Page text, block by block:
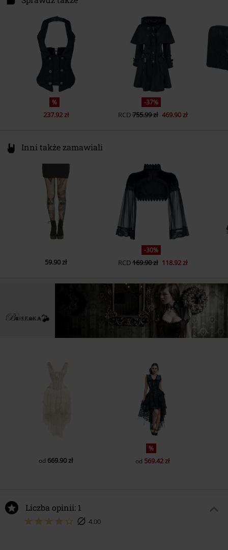
D22 P3K7 Dublin
info@fusionformations.ie
%
237.92 zł
-37%
RCD755.99 zł 469.90 zł
Inni także zamawiali
59.90 zł
-30%
RCD169.90 zł 118.92 zł
od 669.90 zł
%
od 569.42 zł
Liczba opinii: 1
4.00